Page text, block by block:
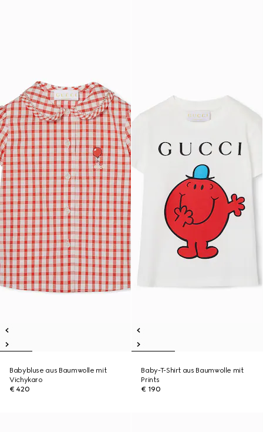
Babybluse aus Baumwolle mit
Vichykaro
€ 420
Baby-T-Shirt aus Baumwolle mit
Prints
€ 190